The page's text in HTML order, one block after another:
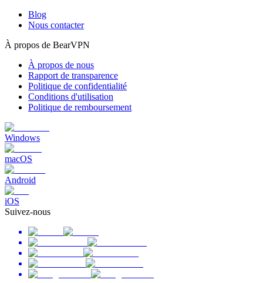
Blog
Nous contacter
À propos de BearVPN
À propos de nous
Rapport de transparence
Politique de confidentialité
Conditions d'utilisation
Politique de remboursement
Windows
macOS
Android
iOS
Suivez-nous